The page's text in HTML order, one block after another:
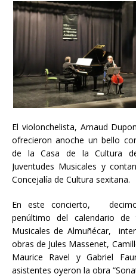
El violonchelista, Arnaud
ofrecieron anoche un bello
de la Casa de la Cultura
Juventudes Musicales y
Concejalía de Cultura sexitana.
En este concierto,
penúltimo del calendario
Musicales de Almuñécar,
obras de Jules Massenet,
Maurice Ravel y Gabriel
asistentes oyeron la obra